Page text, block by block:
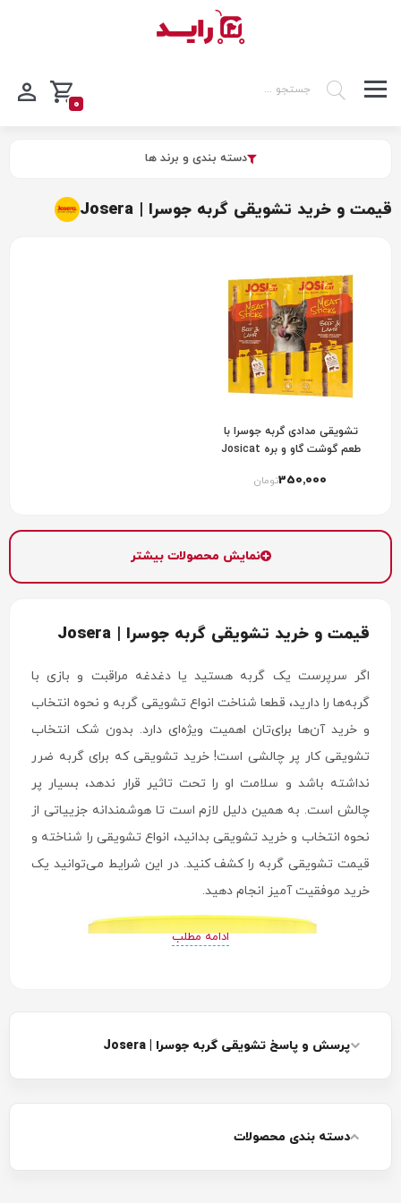
0
دسته بندی و برند ها
قیمت و خرید تشویقی گربه جوسرا | Josera
تشویقی مدادی گربه جوسرا با
طعم گوشت گاو و بره Josicat
350٬000تومان
نمایش محصولات بیشتر
قیمت و خرید تشویقی گربه جوسرا | Josera
اگر سرپرست یک گربه هستید یا دغدغه مراقبت و بازی با
گربه‌ها را دارید، قطعا شناخت انواع تشویقی گربه و نحوه انتخاب
و خرید آن‌ها برای‌تان اهمیت ویژه‌ای دارد. بدون شک انتخاب
تشویقی کار پر چالشی است! خرید تشویقی که برای گربه ضرر
نداشته باشد و سلامت او را تحت تاثیر قرار ندهد، بسیار پر
چالش است. به همین دلیل لازم است تا هوشمندانه جزییاتی از
نحوه انتخاب و خرید تشویقی بدانید، انواع تشویقی را شناخته و
قیمت تشویقی گربه را کشف کنید. در این شرایط می‌توانید یک
خرید موفقیت آمیز انجام دهید.
ادامه مطلب
پرسش و پاسخ تشویقی گربه جوسرا | Josera
دسته بندی محصولات